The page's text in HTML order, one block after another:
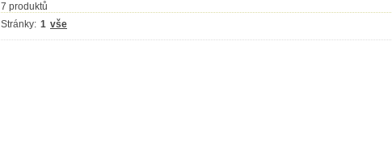
7 produktů
Stránky: 1 vše